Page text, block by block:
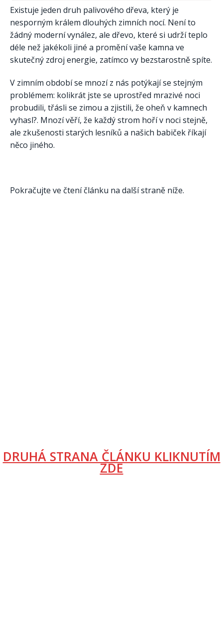
Existuje jeden druh palivového dřeva, který je
nesporným králem dlouhých zimních nocí. Není to
žádný moderní vynález, ale dřevo, které si udrží teplo
déle než jakékoli jiné a promění vaše kamna ve
skutečný zdroj energie, zatímco vy bezstarostně spíte.
V zimním období se mnozí z nás potýkají se stejným
problémem: kolikrát jste se uprostřed mrazivé noci
probudili, třásli se zimou a zjistili, že oheň v kamnech
vyhasl?. Mnozí věří, že každý strom hoří v noci stejně,
ale zkušenosti starých lesníků a našich babiček říkají
něco jiného.
Pokračujte ve čtení článku na další straně níže.
DRUHÁ STRANA ČLÁNKU KLIKNUTÍM
ZDE